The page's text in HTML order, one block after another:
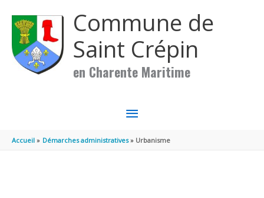
Commune de
Saint Crépin
en Charente Maritime
MENU
PRINCIPAL
Accueil Démarches administratives Urbanisme